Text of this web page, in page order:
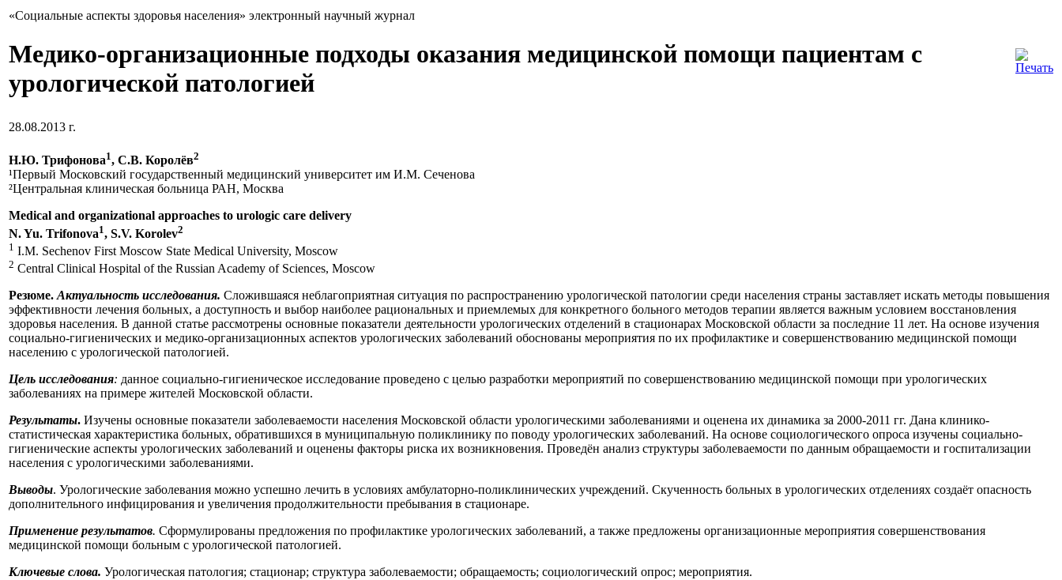
«Социальные аспекты здоровья населения» электронный научный журнал
Медико-организационные подходы оказания медицинской помощи пациентам с
урологической патологией
28.08.2013 г.
Н.Ю. Трифонова1, С.В. Королёв2
¹Первый Московский государственный медицинский университет им И.М. Сеченова
²Центральная клиническая больница РАН, Москва
Medical and organizational approaches to urologic care delivery
N. Yu. Trifonova1, S.V. Korolev2
1 I.M. Sechenov First Moscow State Medical University, Moscow
2 Central Clinical Hospital of the Russian Academy of Sciences, Moscow
Резюме. Актуальность исследования. Сложившаяся неблагоприятная ситуация по распространению урологической патологии среди населения страны заставляет искать методы повышения
эффективности лечения больных, а доступность и выбор наиболее рациональных и приемлемых для конкретного больного методов терапии является важным условием восстановления
здоровья населения. В данной статье рассмотрены основные показатели деятельности урологических отделений в стационарах Московской области за последние 11 лет. На основе изучения
социально-гигиенических и медико-организационных аспектов урологических заболеваний обоснованы мероприятия по их профилактике и совершенствованию медицинской помощи
населению с урологической патологией.
Цель исследования: данное социально-гигиеническое исследование проведено с целью разработки мероприятий по совершенствованию медицинской помощи при урологических
заболеваниях на примере жителей Московской области.
Результаты. Изучены основные показатели заболеваемости населения Московской области урологическими заболеваниями и оценена их динамика за 2000-2011 гг. Дана клинико-
статистическая характеристика больных, обратившихся в муниципальную поликлинику по поводу урологических заболеваний. На основе социологического опроса изучены социально-
гигиенические аспекты урологических заболеваний и оценены факторы риска их возникновения. Проведён анализ структуры заболеваемости по данным обращаемости и госпитализации
населения с урологическими заболеваниями.
Выводы. Урологические заболевания можно успешно лечить в условиях амбулаторно-поликлинических учреждений. Скученность больных в урологических отделениях создаёт опасность
дополнительного инфицирования и увеличения продолжительности пребывания в стационаре.
Применение результатов. Сформулированы предложения по профилактике урологических заболеваний, а также предложены организационные мероприятия совершенствования
медицинской помощи больным с урологической патологией.
Ключевые слова. Урологическая патология; стационар; структура заболеваемости; обращаемость; социологический опрос; мероприятия.